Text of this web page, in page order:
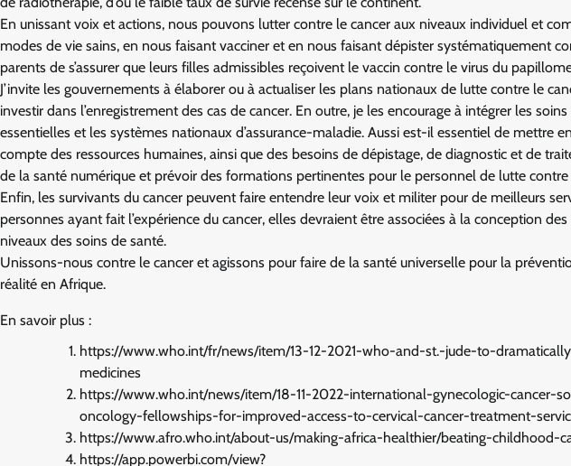
En unissant voix et actions, nous pouvons lutter contre le cancer aux niveaux individuel et
modes de vie sains, en nous faisant vacciner et en nous faisant dépister systématiquement
parents de s’assurer que leurs filles admissibles reçoivent le vaccin contre le virus du
J’invite les gouvernements à élaborer ou à actualiser les plans nationaux de lutte contre le
investir dans l’enregistrement des cas de cancer. En outre, je les encourage à intégrer les
essentielles et les systèmes nationaux d’assurance-maladie. Aussi est-il essentiel de mettre
compte des ressources humaines, ainsi que des besoins de dépistage, de diagnostic et de
de la santé numérique et prévoir des formations pertinentes pour le personnel de lutte contre
Enfin, les survivants du cancer peuvent faire entendre leur voix et militer pour de meilleurs
personnes ayant fait l’expérience du cancer, elles devraient être associées à la conception
niveaux des soins de santé.
Unissons-nous contre le cancer et agissons pour faire de la santé universelle pour la
réalité en Afrique.
En savoir plus :
https://www.who.int/fr/news/item/13-12-2021-who-and-st.-jude-to-
medicines
https://www.who.int/news/item/18-11-2022-international-gynecologic-cancer-
oncology-fellowships-for-improved-access-to-cervical-cancer-treatment-
https://www.afro.who.int/about-us/making-africa-healthier/beating-childhood-
https://app.powerbi.com/view?